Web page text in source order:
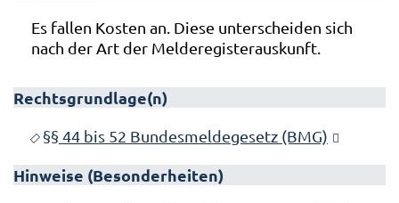
Es fallen Kosten an. Diese unterscheiden sich
nach der Art der Melderegisterauskunft.
Rechtsgrundlage(n)
§§ 44 bis 52 Bundesmeldegesetz (BMG)
Hinweise (Besonderheiten)